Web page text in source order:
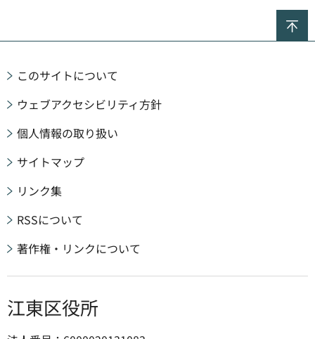
このサイトについて
ウェブアクセシビリティ方針
個人情報の取り扱い
サイトマップ
リンク集
RSSについて
著作権・リンクについて
江東区役所